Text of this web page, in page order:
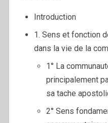
Introduction
1. Sens et fonction
dans la vie de la
1° La
principalement
sa tache
2° Sens